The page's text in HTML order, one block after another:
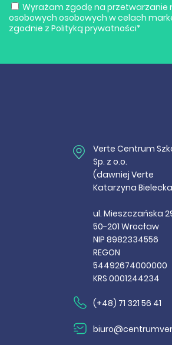
Wyrażam zgodę na przetwarzanie
osobowych osobowych w celach
zgodnie z Polityką prywatności*
Verte Centrum
Sp. z o.o.
(dawniej Verte
Katarzyna
ul. Mieszczańska
50-201 Wrocław
NIP 8982334556
REGON
54492674000000
KRS 0001244234
(+48) 71 321 56 41